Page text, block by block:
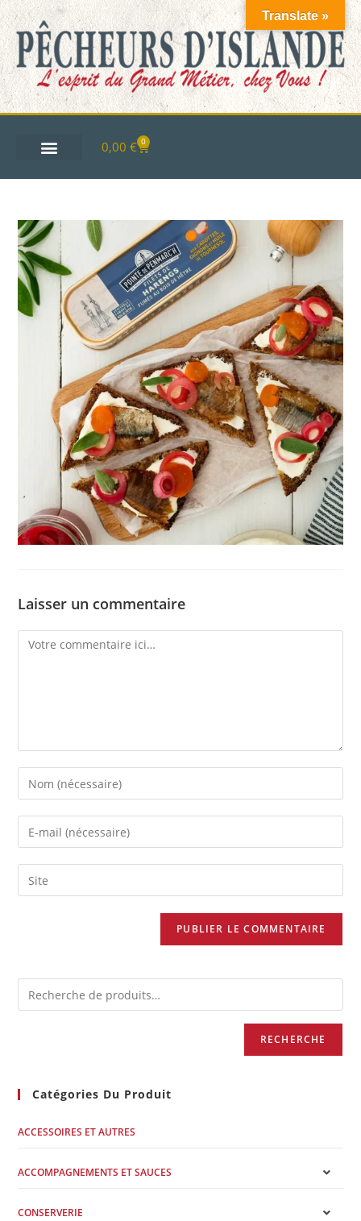
0,00 € 0
Laisser un commentaire
RECHERCHE
Catégories Du Produit
ACCESSOIRES ET AUTRES
ACCOMPAGNEMENTS ET SAUCES
CONSERVERIE
Translate »